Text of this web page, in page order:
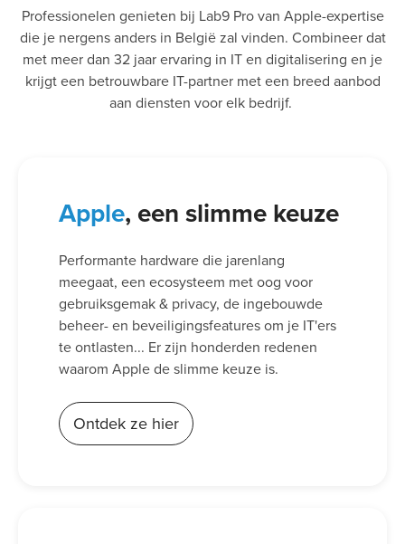
Professionelen genieten bij Lab9 Pro van Apple-expertise
die je nergens anders in België zal vinden. Combineer dat
met meer dan 32 jaar ervaring in IT en digitalisering en je
krijgt een betrouwbare IT-partner met een breed aanbod
aan diensten voor elk bedrijf.
Apple, een slimme keuze
Performante hardware die jarenlang
meegaat, een ecosysteem met oog voor
gebruiksgemak & privacy, de ingebouwde
beheer- en beveiligingsfeatures om je IT'ers
te ontlasten... Er zijn honderden redenen
waarom Apple de slimme keuze is.
Ontdek ze hier